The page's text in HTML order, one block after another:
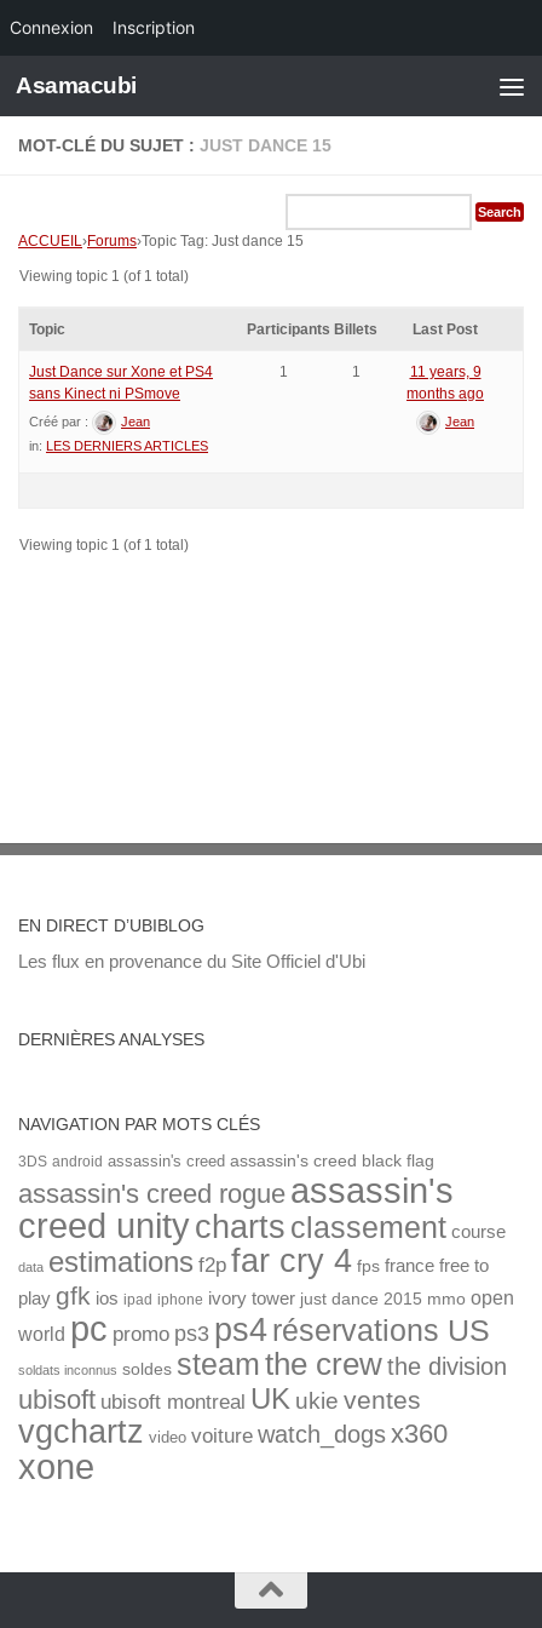
Connexion Inscription
Skip to content
Asamacubi
MOT-CLÉ DU SUJET : JUST DANCE 15
ACCUEIL›Forums›Topic Tag: Just dance 15
Viewing topic 1 (of 1 total)
Topic Participants Billets Last Post
Just Dance sur Xone et PS4
sans Kinect ni PSmove
Créé par :
Jean
in: LES DERNIERS ARTICLES
1 1
11 years, 9
months ago
Jean
Viewing topic 1 (of 1 total)
EN DIRECT D’UBIBLOG
Les flux en provenance du Site Officiel d'Ubi
DERNIÈRES ANALYSES
NAVIGATION PAR MOTS CLÉS
3DS android assassin's creed assassin's creed black flag
assassin's creed rogue assassin's
creed unitycharts classement course
data estimations f2p far cry 4 fps france free to
play gfk ios ipad iphone ivory tower just dance 2015 mmo open
world pc promo ps3 ps4réservations US
soldats inconnus soldes steamthe crewthe division
ubisoft ubisoft montreal UK ukie ventes
vgchartz video voiture watch_dogsx360
xone